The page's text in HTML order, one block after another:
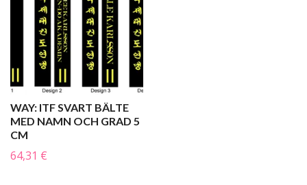
WAY: ITF SVART BÄLTE
MED NAMN OCH GRAD 5
CM
64,31 €